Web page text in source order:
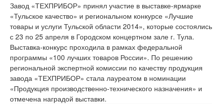
Завод «ТЕХПРИБОР» принял участие в выставке-ярмарке
«Тульское качество» и региональном конкурсе «Лучшие
товары и услуги Тульской области 2014», которые состоялись
с 23 по 25 апреля в Городском концертном зале г. Тула.
Выставка-конкурс проходила в рамках федеральной
программы «100 лучших товаров России». По решению
региональной экспертной комиссии по качеству продукция
завода «ТЕХПРИБОР» стала лауреатом в номинации
«Продукция производственно-технического назначения» и
отмечена наградой выставки.